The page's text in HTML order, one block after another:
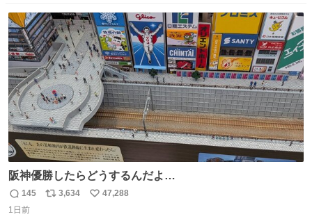
ト
数
数
阪神優勝したらどうするんだよ…
返
信
145
リ
3,634
い
47,288
1日前